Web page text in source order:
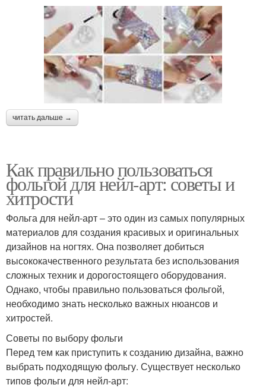
читать дальше →
Как правильно пользоваться
фольгой для нейл-арт: советы и
хитрости
Фольга для нейл-арт – это один из самых популярных
материалов для создания красивых и оригинальных
дизайнов на ногтях. Она позволяет добиться
высококачественного результата без использования
сложных техник и дорогостоящего оборудования.
Однако, чтобы правильно пользоваться фольгой,
необходимо знать несколько важных нюансов и
хитростей.
Советы по выбору фольги
Перед тем как приступить к созданию дизайна, важно
выбрать подходящую фольгу. Существует несколько
типов фольги для нейл-арт: